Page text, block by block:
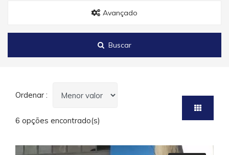
Avançado
Buscar
Ordenar :
6 opções encontrado(s)